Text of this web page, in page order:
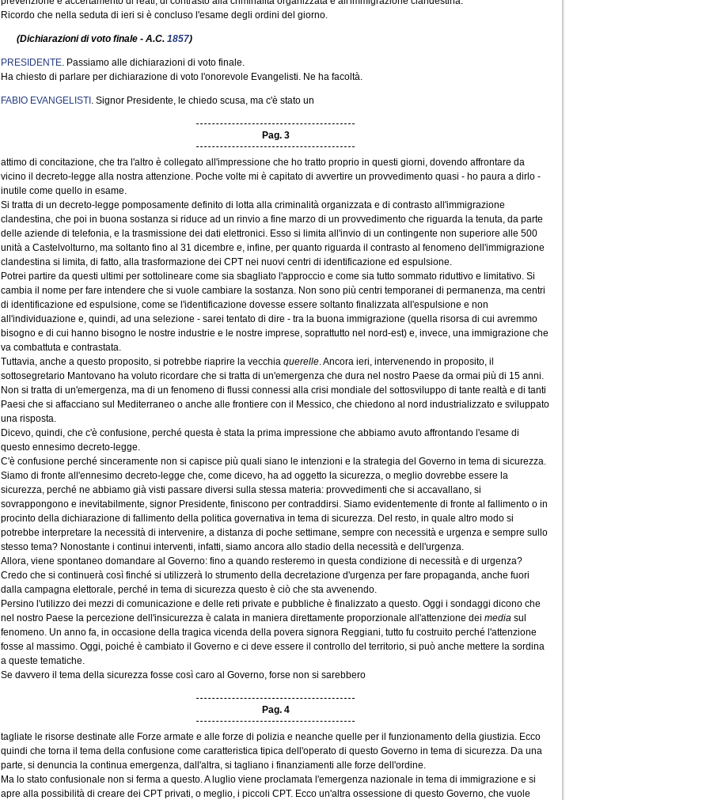
Ricordo che nella seduta di ieri si è concluso l'esame degli ordini del giorno.
(Dichiarazioni di voto finale - A.C. 1857)
PRESIDENTE. Passiamo alle dichiarazioni di voto finale.
Ha chiesto di parlare per dichiarazione di voto l'onorevole Evangelisti. Ne ha facoltà.
FABIO EVANGELISTI . Signor Presidente, le chiedo scusa, ma c'è stato un
Pag. 3
attimo di concitazione, che tra l'altro è collegato all'impressione che ho tratto proprio in questi giorni, dovendo affrontare da
vicino il decreto-legge alla nostra attenzione. Poche volte mi è capitato di avvertire un provvedimento quasi - ho paura a dirlo -
inutile come quello in esame.
Si tratta di un decreto-legge pomposamente definito di lotta alla criminalità organizzata e di contrasto all'immigrazione
clandestina, che poi in buona sostanza si riduce ad un rinvio a fine marzo di un provvedimento che riguarda la tenuta, da parte
delle aziende di telefonia, e la trasmissione dei dati elettronici. Esso si limita all'invio di un contingente non superiore alle 500
unità a Castelvolturno, ma soltanto fino al 31 dicembre e, infine, per quanto riguarda il contrasto al fenomeno dell'immigrazione
clandestina si limita, di fatto, alla trasformazione dei CPT nei nuovi centri di identificazione ed espulsione.
Potrei partire da questi ultimi per sottolineare come sia sbagliato l'approccio e come sia tutto sommato riduttivo e limitativo. Si
cambia il nome per fare intendere che si vuole cambiare la sostanza. Non sono più centri temporanei di permanenza, ma centri
di identificazione ed espulsione, come se l'identificazione dovesse essere soltanto finalizzata all'espulsione e non
all'individuazione e, quindi, ad una selezione - sarei tentato di dire - tra la buona immigrazione (quella risorsa di cui avremmo
bisogno e di cui hanno bisogno le nostre industrie e le nostre imprese, soprattutto nel nord-est) e, invece, una immigrazione che
va combattuta e contrastata.
Tuttavia, anche a questo proposito, si potrebbe riaprire la vecchia querelle. Ancora ieri, intervenendo in proposito, il
sottosegretario Mantovano ha voluto ricordare che si tratta di un'emergenza che dura nel nostro Paese da ormai più di 15 anni.
Non si tratta di un'emergenza, ma di un fenomeno di flussi connessi alla crisi mondiale del sottosviluppo di tante realtà e di tanti
Paesi che si affacciano sul Mediterraneo o anche alle frontiere con il Messico, che chiedono al nord industrializzato e sviluppato
una risposta.
Dicevo, quindi, che c'è confusione, perché questa è stata la prima impressione che abbiamo avuto affrontando l'esame di
questo ennesimo decreto-legge.
C'è confusione perché sinceramente non si capisce più quali siano le intenzioni e la strategia del Governo in tema di sicurezza.
Siamo di fronte all'ennesimo decreto-legge che, come dicevo, ha ad oggetto la sicurezza, o meglio dovrebbe essere la
sicurezza, perché ne abbiamo già visti passare diversi sulla stessa materia: provvedimenti che si accavallano, si
sovrappongono e inevitabilmente, signor Presidente, finiscono per contraddirsi. Siamo evidentemente di fronte al fallimento o in
procinto della dichiarazione di fallimento della politica governativa in tema di sicurezza. Del resto, in quale altro modo si
potrebbe interpretare la necessità di intervenire, a distanza di poche settimane, sempre con necessità e urgenza e sempre sullo
stesso tema? Nonostante i continui interventi, infatti, siamo ancora allo stadio della necessità e dell'urgenza.
Allora, viene spontaneo domandare al Governo: fino a quando resteremo in questa condizione di necessità e di urgenza?
Credo che si continuerà così finché si utilizzerà lo strumento della decretazione d'urgenza per fare propaganda, anche fuori
dalla campagna elettorale, perché in tema di sicurezza questo è ciò che sta avvenendo.
Persino l'utilizzo dei mezzi di comunicazione e delle reti private e pubbliche è finalizzato a questo. Oggi i sondaggi dicono che
nel nostro Paese la percezione dell'insicurezza è calata in maniera direttamente proporzionale all'attenzione dei media sul
fenomeno. Un anno fa, in occasione della tragica vicenda della povera signora Reggiani, tutto fu costruito perché l'attenzione
fosse al massimo. Oggi, poiché è cambiato il Governo e ci deve essere il controllo del territorio, si può anche mettere la sordina
a queste tematiche.
Se davvero il tema della sicurezza fosse così caro al Governo, forse non si sarebbero
Pag. 4
tagliate le risorse destinate alle Forze armate e alle forze di polizia e neanche quelle per il funzionamento della giustizia. Ecco
quindi che torna il tema della confusione come caratteristica tipica dell'operato di questo Governo in tema di sicurezza. Da una
parte, si denuncia la continua emergenza, dall'altra, si tagliano i finanziamenti alle forze dell'ordine.
Ma lo stato confusionale non si ferma a questo. A luglio viene proclamata l'emergenza nazionale in tema di immigrazione e si
apre alla possibilità di creare dei CPT privati, o meglio, i piccoli CPT. Ecco un'altra ossessione di questo Governo, che vuole